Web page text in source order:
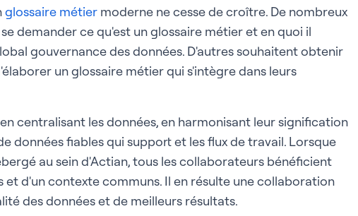
glossaire métier moderne ne cesse de croître. De nombreux
demander ce qu'est un glossaire métier et en quoi il
gouvernance des données. D'autres souhaitent obtenir
un glossaire métier qui s'intègre dans leurs
centralisant les données, en harmonisant leur signification
données fiables qui support et les flux de travail. Lorsque
au sein d'Actian, tous les collaborateurs bénéficient
et d'un contexte communs. Il en résulte une collaboration
des données et de meilleurs résultats.